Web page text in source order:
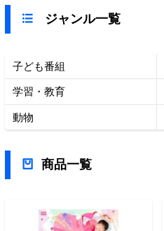
ジャンル一覧
子ども番組
学習・教育
動物
商品一覧